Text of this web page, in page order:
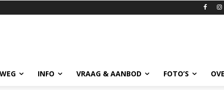
INFO VRAAG & AANBOD FOTO’S